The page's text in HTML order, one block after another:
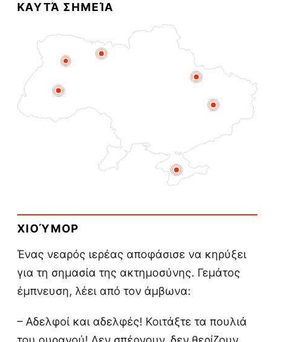
ΚΑΥΤΆ ΣΗΜΕΊΑ
ΧΙΟΎΜΟΡ
Ένας νεαρός ιερέας αποφάσισε να κηρύξει
για τη σημασία της ακτημοσύνης. Γεμάτος
έμπνευση, λέει από τον άμβωνα:
– Αδελφοί και αδελφές! Κοιτάξτε τα πουλιά